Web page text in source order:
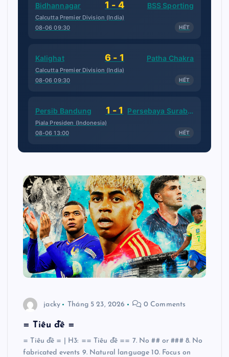
Bidhannagar 1 - 4 BSS Sporting
Calcutta Premier Division (India)
08-06 09:30
HẾT
Kalighat 6 - 1 Patha Chakra
Calcutta Premier Division (India)
08-06 09:30
HẾT
Persib Bandung 1 - 1 Persebaya Surabaya
Piala Presiden (Indonesia)
08-06 13:00
HẾT
jacky Tháng 5 23, 2026 0 Comments
= Tiêu đề =
= Tiêu đề = | H3: == Tiêu đề == 7. No ## or ### 8. No
fabricated events 9. Natural language 10. Focus on